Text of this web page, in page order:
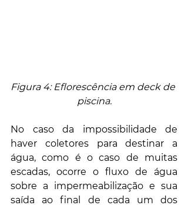
Figura 4: Eflorescência em deck de
piscina.
No caso da impossibilidade de
haver coletores para destinar a
água, como é o caso de muitas
escadas, ocorre o fluxo de água
sobre a impermeabilização e sua
saída ao final de cada um dos